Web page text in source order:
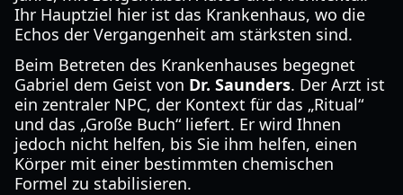
Ihr Hauptziel hier ist das Krankenhaus, wo die
Echos der Vergangenheit am stärksten sind.
Beim Betreten des Krankenhauses begegnet
Gabriel dem Geist von Dr. Saunders. Der Arzt ist
ein zentraler NPC, der Kontext für das „Ritual“
und das „Große Buch“ liefert. Er wird Ihnen
jedoch nicht helfen, bis Sie ihm helfen, einen
Körper mit einer bestimmten chemischen
Formel zu stabilisieren.